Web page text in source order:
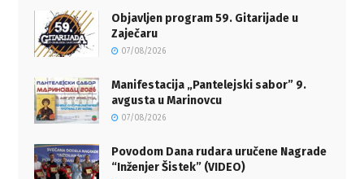
Objavljen program 59. Gitarijade u
Zaječaru
07/08/2026
Manifestacija „Pantelejski sabor” 9.
avgusta u Marinovcu
07/08/2026
Povodom Dana rudara uručene Nagrade
“Inženjer Šistek” (VIDEO)